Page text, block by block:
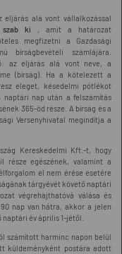
alá vont vállalkozással
szab ki , amit a határozat
megfizetni a Gazdasági
bírságbevételi számlájára.
az eljárás alá vont neve, a
(bírság). Ha a kötelezett a
eleget, késedelmi pótlékot
nap után a felszámítás
365-öd része. A bírság és a
Versenyhivatal megindítja a
Kereskedelmi Kft.-t, hogy
része egészének, valamint a
el nem érése esetére
tárgyévét követő naptári
végrehajthatóvá válása és
nap van hátra, akkor a jelen
év április 1-jétől.
számított harminc napon belül
küldeményként postára adott